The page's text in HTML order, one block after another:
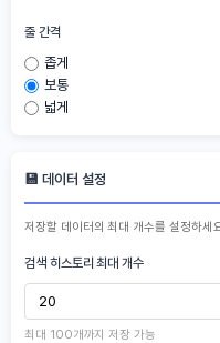
줄 간격
좁게
보통
넓게
💾 데이터 설정
저장할 데이터의 최대 개수를 설정하세
검색 히스토리 최대 개수
최대 100개까지 저장 가능